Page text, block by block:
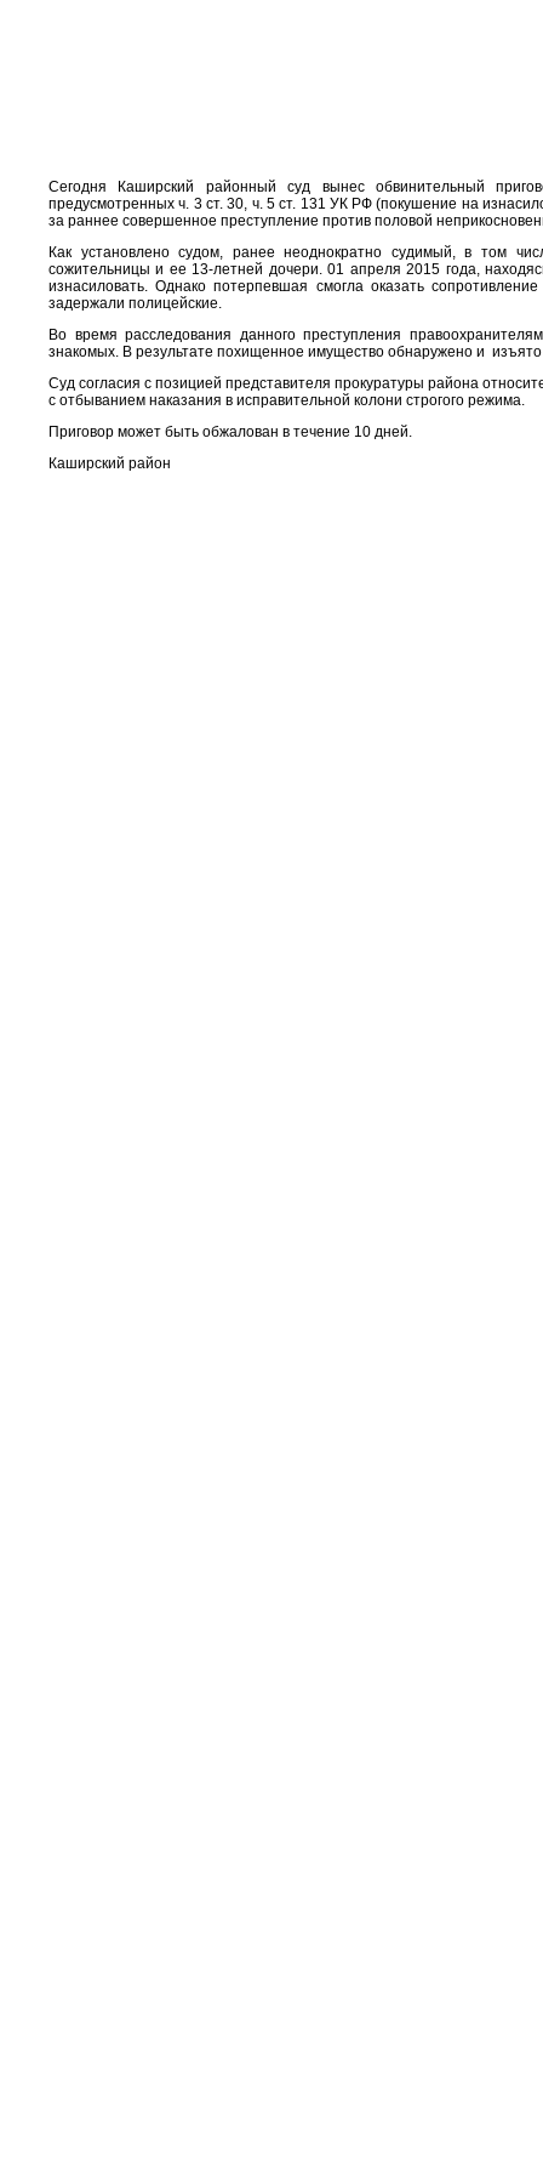
Сегодня Каширский районный суд вынес обвинительный
предусмотренных ч. 3 ст. 30, ч. 5 ст. 131 УК РФ (покушение на
за раннее совершенное преступление против половой
Как установлено судом, ранее неоднократно судимый, в том
сожительницы и ее 13-летней дочери. 01 апреля 2015 года,
изнасиловать. Однако потерпевшая смогла оказать
задержали полицейские.
Во время расследования данного преступления
знакомых. В результате похищенное имущество обнаружено и
Суд согласия с позицией представителя прокуратуры района
с отбыванием наказания в исправительной колони строгого режима.
Приговор может быть обжалован в течение 10 дней.
Каширский район